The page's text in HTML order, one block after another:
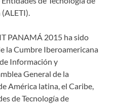
PANAMÁ 2015 ha sido
la Cumbre Iberoamericana
Información y
General de la
América latina, el Caribe,
de Tecnología de